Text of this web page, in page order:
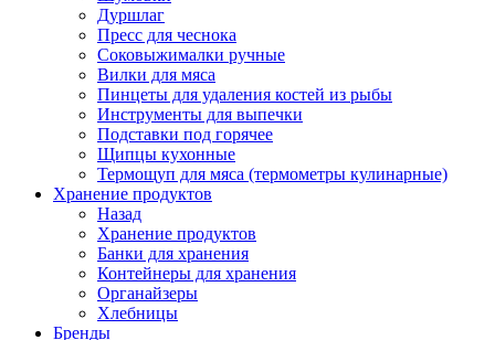
Дуршлаг
Пресс для чеснока
Соковыжималки ручные
Вилки для мяса
Пинцеты для удаления костей из рыбы
Инструменты для выпечки
Подставки под горячее
Щипцы кухонные
Термощуп для мяса (термометры кулинарные)
Хранение продуктов
Назад
Хранение продуктов
Банки для хранения
Контейнеры для хранения
Органайзеры
Хлебницы
Бренды